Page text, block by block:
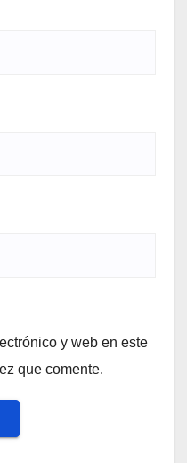
y web en este
que comente.